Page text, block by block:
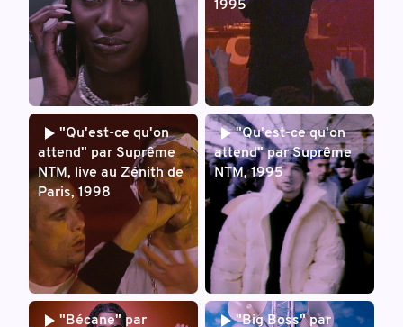
1995
"Qu'est-ce qu'on
attend" par Suprême
NTM, live au Zénith de
Paris, 1998
"Qu'est-ce qu'on
attend" par Suprême
NTM, 1995
"Bécane" par
"Big Boss" par